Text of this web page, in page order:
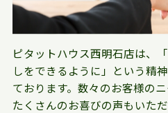
ピタットハウス西明石店は、
しをできるように」という精
ております。数々のお客様の
たくさんのお喜びの声もいた